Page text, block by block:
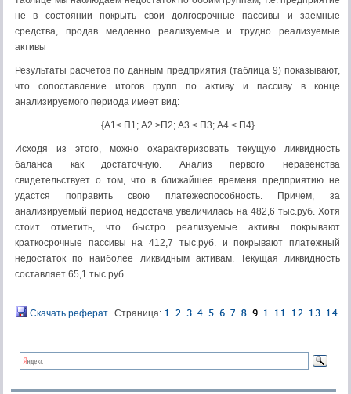
не в состоянии покрыть свои долгосрочные пассивы и заемные
средства, продав медленно реализуемые и трудно реализуемые
активы
Результаты расчетов по данным предприятия (таблица 9) показывают,
что сопоставление итогов групп по активу и пассиву в конце
анализируемого периода имеет вид:
{А1< П1; А2 >П2; А3 < П3; А4 < П4}
Исходя из этого, можно охарактеризовать текущую ликвидность
баланса как достаточную. Анализ первого неравенства
свидетельствует о том, что в ближайшее временя предприятию не
удастся поправить свою платежеспособность. Причем, за
анализируемый период недостача увеличилась на 482,6 тыс.руб. Хотя
стоит отметить, что быстро реализуемые активы покрывают
краткосрочные пассивы на 412,7 тыс.руб. и покрывают платежный
недостаток по наиболее ликвидным активам. Текущая ликвидность
составляет 65,1 тыс.руб.
Скачать реферат Страница: